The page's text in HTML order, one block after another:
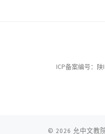
ICP备案编号：陕
© 2026 允中文教